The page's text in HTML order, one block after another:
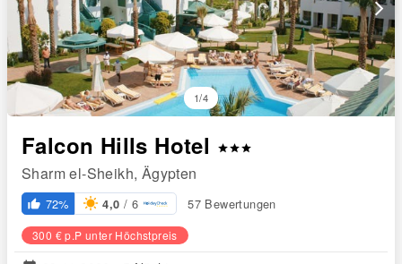
arrow_forward_ios
1/4
Falcon Hills Hotel starstarstar
Sharm el-Sheikh, Ägypten
thumb_up_alt 72% 4,0 / 6 57 Bewertungen
300 € p.P unter Höchstpreis